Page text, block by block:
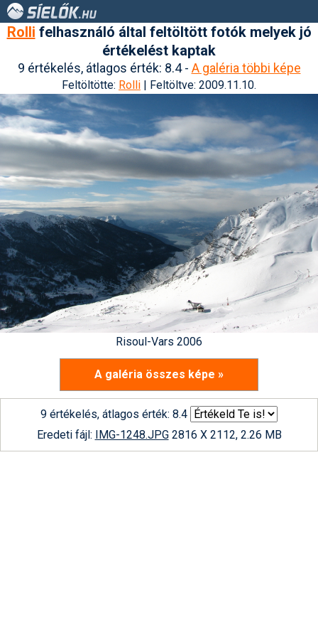
Rolli felhasználó által feltöltött fotók melyek jó
értékelést kaptak
9 értékelés, átlagos érték: 8.4 - A galéria többi képe
Feltöltötte: Rolli | Feltöltve: 2009.11.10.
Risoul-Vars 2006
A galéria összes képe »
9 értékelés, átlagos érték: 8.4
Eredeti fájl: IMG-1248.JPG2816 X 2112, 2.26 MB